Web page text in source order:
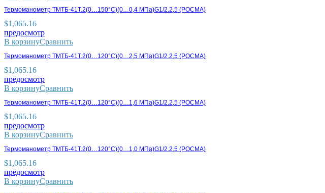
Термоманометр ТМТБ-41Т.2(0…150°С)(0…0,4 МПа)G1/2.2,5 (РОСМА)
$1,065.16
предосмотр
В корзинуСравнить
Термоманометр ТМТБ-41Т.2(0…120°С)(0…2,5 МПа)G1/2.2,5 (РОСМА)
$1,065.16
предосмотр
В корзинуСравнить
Термоманометр ТМТБ-41Т.2(0…120°С)(0…1,6 МПа)G1/2.2,5 (РОСМА)
$1,065.16
предосмотр
В корзинуСравнить
Термоманометр ТМТБ-41Т.2(0…120°С)(0…1,0 МПа)G1/2.2,5 (РОСМА)
$1,065.16
предосмотр
В корзинуСравнить